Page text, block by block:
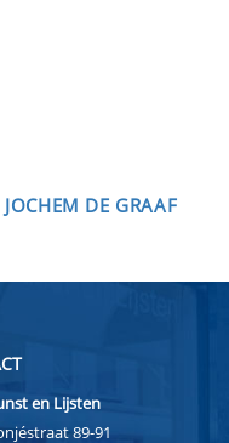
DE GRAAF
en Lijsten
89-91